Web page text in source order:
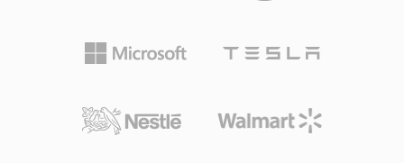
내성으로 투명한 품질을 제공합니다. 이러한 특성
이 DVB 텔레비전, DAB 디지털 라디오, HDV 캠코
유입니다. 인코더 지연도 더 짧아 립싱크가 중요한